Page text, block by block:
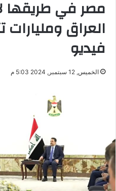
مصر في طريقها
العراق ومليارات
فيديو
الخميس, 12 سبتمبر, 2024 5:03 م